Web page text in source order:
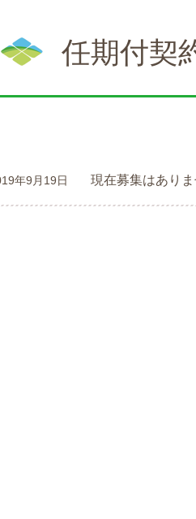
任期付契
年9月19日 現在募集はあり